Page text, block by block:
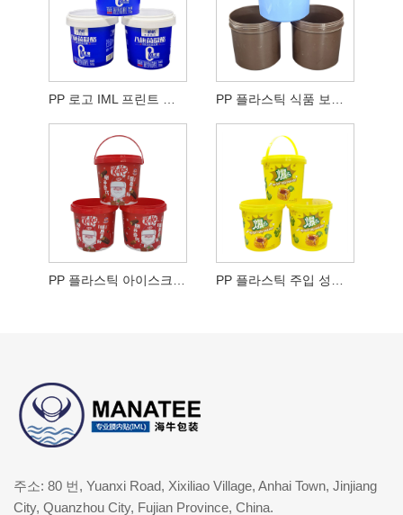
PP 로고 IML 프린트 플라스틱 버킷 PP 플라스틱 식품 보관 용기
PP 플라스틱 아이스크림 통 PP 플라스틱 주입 성형 IML 버킷
주소: 80 번, Yuanxi Road, Xixiliao Village, Anhai Town, Jinjiang
City, Quanzhou City, Fujian Province, China.